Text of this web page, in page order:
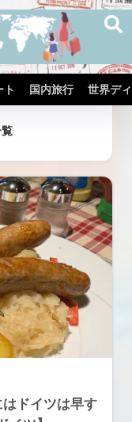
ト 国内旅行 世界デ
覧
はドイツは早す